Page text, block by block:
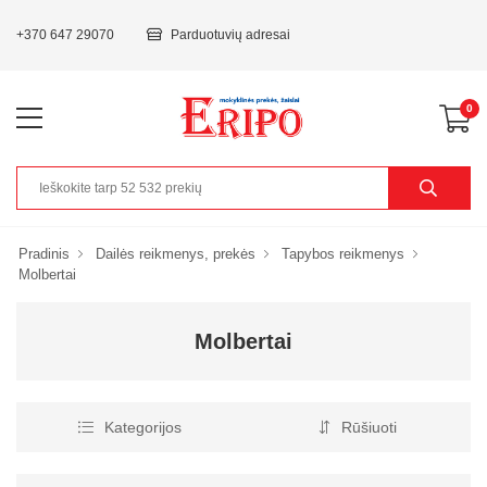
+370 647 29070 Parduotuvių adresai
0
Pradinis Dailės reikmenys, prekės
Tapybos reikmenys
Molbertai
Molbertai
Kategorijos Rūšiuoti